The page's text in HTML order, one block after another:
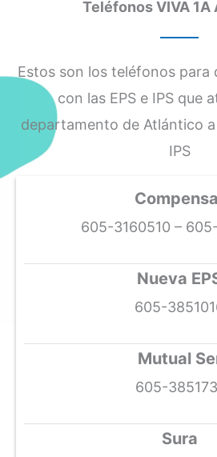
Teléfonos VIVA
Estos son los teléfonos para
con las EPS e IPS que
departamento de Atlántico a
IPS
605-3160510 –
Nueva
605-
Mutual
605-
Sura